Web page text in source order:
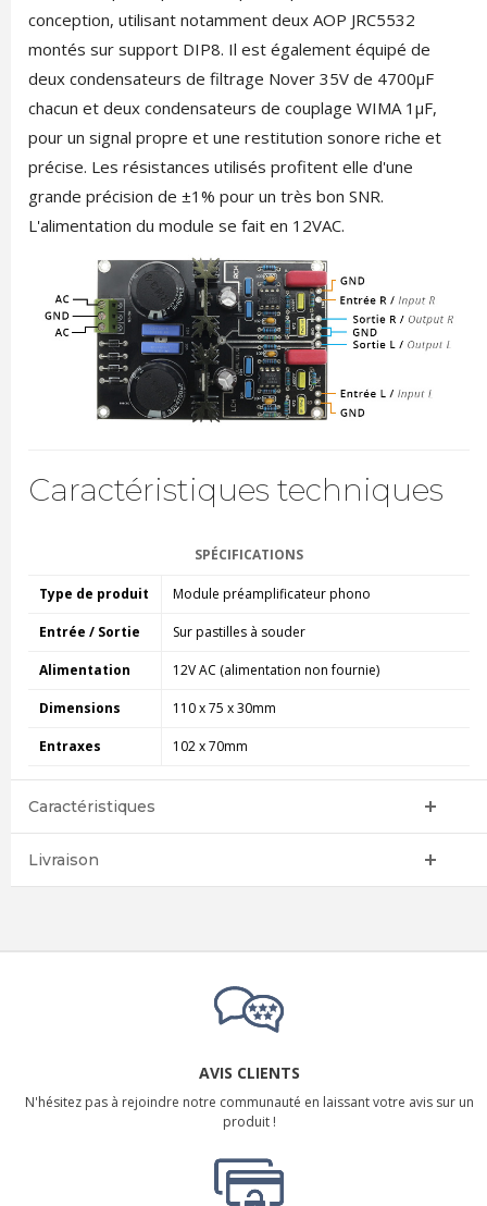
conception, utilisant notamment deux AOP JRC5532
montés sur support DIP8. Il est également équipé de
deux condensateurs de filtrage Nover 35V de 4700µF
chacun et deux condensateurs de couplage WIMA 1µF,
pour un signal propre et une restitution sonore riche et
précise. Les résistances utilisés profitent elle d'une
grande précision de ±1% pour un très bon SNR.
L'alimentation du module se fait en 12VAC.
Caractéristiques techniques
SPÉCIFICATIONS
Type de produit Module préamplificateur phono
Entrée / Sortie Sur pastilles à souder
Alimentation 12V AC (alimentation non fournie)
Dimensions 110 x 75 x 30mm
Entraxes 102 x 70mm
Caractéristiques
Livraison
AVIS CLIENTS
N'hésitez pas à rejoindre notre communauté en laissant votre avis sur un
produit !